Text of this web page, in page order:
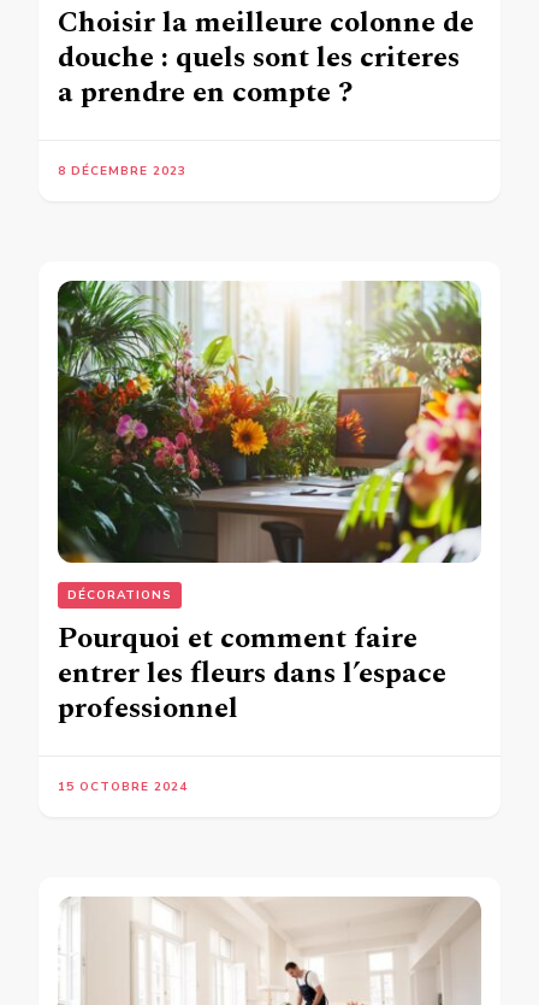
Choisir la meilleure colonne de
douche : quels sont les criteres
a prendre en compte ?
8 DÉCEMBRE 2023
DÉCORATIONS
Pourquoi et comment faire
entrer les fleurs dans l’espace
professionnel
15 OCTOBRE 2024